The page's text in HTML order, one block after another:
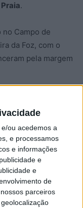
ou acedemos a
e processamos
e informações
e
e
de
parceiros
.
no Campo de
da Foz, com o
pela margem
se o jogo da
10:00,
da Academia
oito equipas e
seguinte os três